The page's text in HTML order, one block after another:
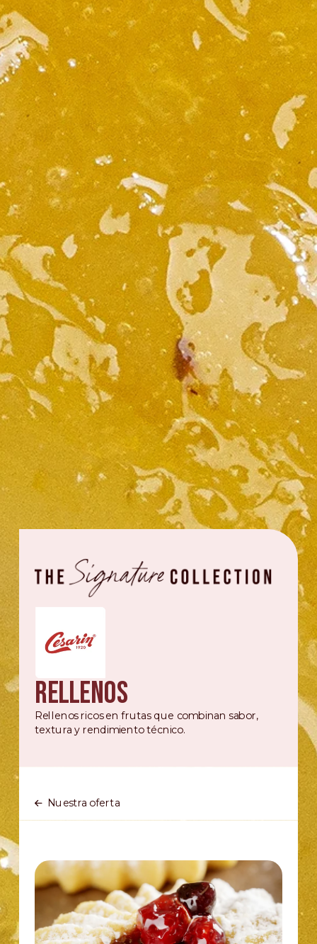
Rellenos
Rellenos ricos en frutas que combinan sabor,
textura y rendimiento técnico.
Nuestra oferta